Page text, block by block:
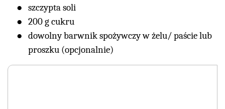
szczypta soli
200 g cukru
dowolny barwnik spożywczy w żelu/ paście lub
proszku (opcjonalnie)